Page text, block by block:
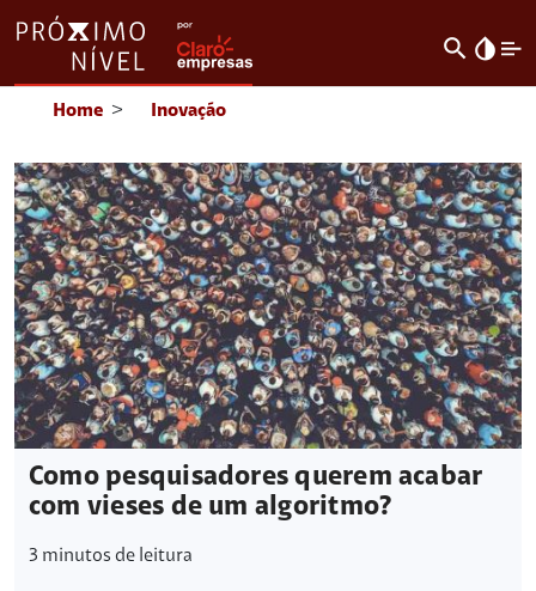
search invert_colors
Home > Inovação
Como pesquisadores querem acabar
com vieses de um algoritmo?
3 minutos de leitura